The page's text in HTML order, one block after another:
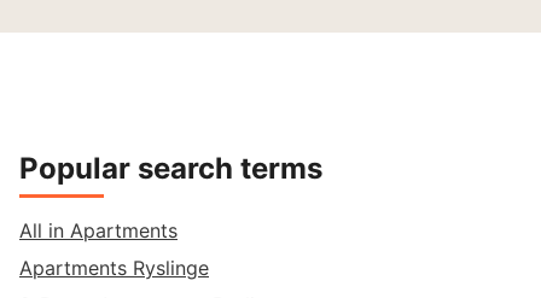
Popular search terms
All in Apartments
Apartments Ryslinge